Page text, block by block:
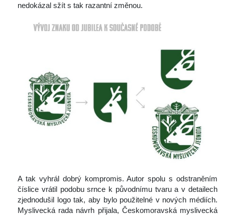
nedokázal sžít s tak razantní změnou.
A tak vyhrál dobrý kompromis. Autor spolu s odstraněním
číslice vrátil podobu srnce k původnímu tvaru a v detailech
zjednodušil logo tak, aby bylo použitelné v nových médiích.
Myslivecká rada návrh přijala, Českomoravská myslivecká